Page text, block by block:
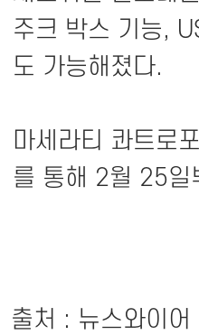
주크 박스 기능,
도 가능해졌다.
마세라티 콰트로
를 통해 2월 25일
출처 : 뉴스와이어